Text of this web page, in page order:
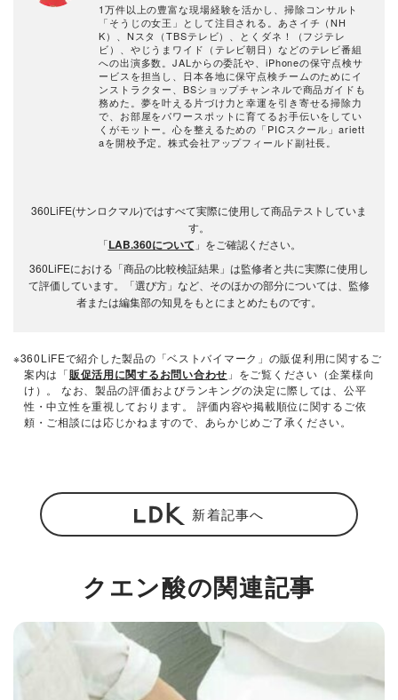
1万件以上の豊富な現場経験を活かし、掃除コンサルト
「そうじの女王」として注目される。あさイチ（NH
K）、Nスタ（TBSテレビ）、とくダネ！（フジテレ
ビ）、やじうまワイド（テレビ朝日）などのテレビ番組
への出演多数。JALからの委託や、iPhoneの保守点検サ
ービスを担当し、日本各地に保守点検チームのためにイ
ンストラクター、BSショップチャンネルで商品ガイドも
務めた。夢を叶える片づけ力と幸運を引き寄せる掃除力
で、お部屋をパワースポットに育てるお手伝いをしてい
くがモットー。心を整えるための「PICスクール」ariett
aを開校予定。株式会社アップフィールド副社長。
360LiFE(サンロクマル)ではすべて実際に使用して商品テストしていま
す。
「LAB.360について 」をご確認ください。
360LiFEにおける「商品の比較検証結果」は監修者と共に実際に使用し
て評価しています。「選び方」など、そのほかの部分については、監修
者または編集部の知見をもとにまとめたものです。
※360LiFEで紹介した製品の「ベストバイマーク」の販促利用に関するご
案内は「販促活用に関するお問い合わせ 」をご覧ください（企業様向
け）。 なお、製品の評価およびランキングの決定に際しては、公平
性・中立性を重視しております。 評価内容や掲載順位に関するご依
頼・ご相談には応じかねますので、あらかじめご了承ください。
新着記事へ
クエン酸の関連記事